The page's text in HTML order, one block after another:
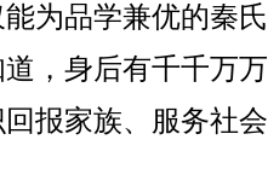
为品学兼优的秦
，身后有千千万
报家族、服务社